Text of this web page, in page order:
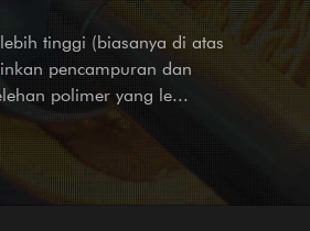
dan layanan, kami dengan hangat
dan pertanyaan Anda dengan layanan
dan penuh perhatian.
pemrosesan material dan
tinggi (biasanya di atas
pencampuran dan
polimer yang le...